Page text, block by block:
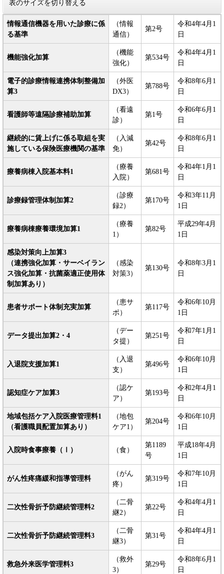
表のサイズを切り替える
情報通信機器を用いた診療に係
る基準
（情報
通信）
第2号
令和4年4月1
日
機能強化加算
（機能
強化）
第534号
令和4年4月1
日
電子的診療情報連携体制整備加
算3
（外医
DX3）
第788号
令和8年6月1
日
看護師等遠隔診療補助加算
（看遠
診）
第1号
令和6年6月1
日
継続的に賃上げに係る取組を実
施している保険医療機関の基準
（入減
免）
第42号
令和8年6月1
日
療養病棟入院基本料1
（療養
入院）
第681号
令和4年1月1
日
診療録管理体制加算2
（診療
録2）
第170号
令和3年11月
1日
療養病棟療養環境加算1
（療養
1）
第82号
平成29年4月
1日
感染対策向上加算3
（連携強化加算・サーベイラン
ス強化加算・抗菌薬適正使用体
制加算あり）
（感染
対策3）
第130号
令和8年3月1
日
患者サポート体制充実加算
（患サ
ポ）
第117号
令和6年10月
1日
データ提出加算2・4
（デー
タ提）
第251号
令和7年1月1
日
入退院支援加算1
（入退
支）
第496号
令和6年10月
1日
認知症ケア加算3
（認ケ
ア）
第193号
令和2年4月1
日
地域包括ケア入院医療管理料1
（看護職員配置加算あり）
（地包
ケア1）
第204号
令和6年10月
1日
入院時食事療養（Ⅰ） （食）
第1189
号
平成18年4月
1日
がん性疼痛緩和指導管理料
（がん
疼）
第319号
令和7年10月
1日
二次性骨折予防継続管理料2
（二骨
継2）
第22号
令和4年4月1
日
二次性骨折予防継続管理料3
（二骨
継3）
第31号
令和4年4月1
日
救急外来医学管理料3
（救外
3）
第29号
令和8年6月1
日